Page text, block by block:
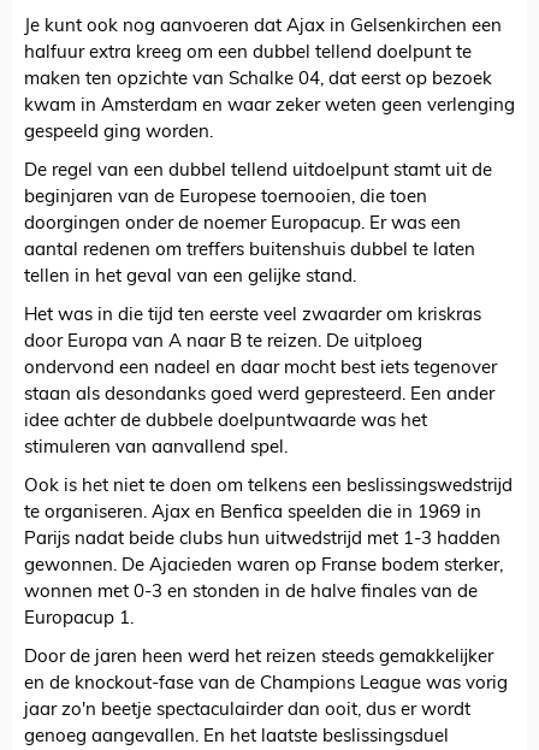
Je kunt ook nog aanvoeren dat Ajax in Gelsenkirchen een
halfuur extra kreeg om een dubbel tellend doelpunt te
maken ten opzichte van Schalke 04, dat eerst op bezoek
kwam in Amsterdam en waar zeker weten geen verlenging
gespeeld ging worden.
De regel van een dubbel tellend uitdoelpunt stamt uit de
beginjaren van de Europese toernooien, die toen
doorgingen onder de noemer Europacup. Er was een
aantal redenen om treffers buitenshuis dubbel te laten
tellen in het geval van een gelijke stand.
Het was in die tijd ten eerste veel zwaarder om kriskras
door Europa van A naar B te reizen. De uitploeg
ondervond een nadeel en daar mocht best iets tegenover
staan als desondanks goed werd gepresteerd. Een ander
idee achter de dubbele doelpuntwaarde was het
stimuleren van aanvallend spel.
Ook is het niet te doen om telkens een beslissingswedstrijd
te organiseren. Ajax en Benfica speelden die in 1969 in
Parijs nadat beide clubs hun uitwedstrijd met 1-3 hadden
gewonnen. De Ajacieden waren op Franse bodem sterker,
wonnen met 0-3 en stonden in de halve finales van de
Europacup 1.
Door de jaren heen werd het reizen steeds gemakkelijker
en de knockout-fase van de Champions League was vorig
jaar zo'n beetje spectaculairder dan ooit, dus er wordt
genoeg aangevallen. En het laatste beslissingsduel